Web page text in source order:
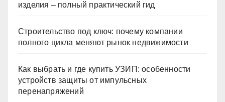
изделия – полный практический гид
Строительство под ключ: почему компании
полного цикла меняют рынок недвижимости
Как выбрать и где купить УЗИП: особенности
устройств защиты от импульсных
перенапряжений